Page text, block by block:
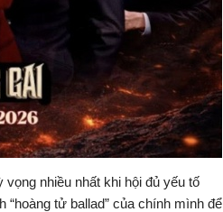
nhiều nhất khi hội đủ yếu tố
“hoàng tử ballad” của chính mình để